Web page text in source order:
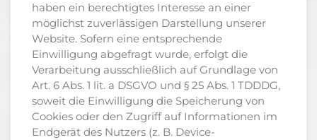
haben ein berechtigtes Interesse an einer
möglichst zuverlässigen Darstellung unserer
Website. Sofern eine entsprechende
Einwilligung abgefragt wurde, erfolgt die
Verarbeitung ausschließlich auf Grundlage von
Art. 6 Abs. 1 lit. a DSGVO und § 25 Abs. 1 TDDDG,
soweit die Einwilligung die Speicherung von
Cookies oder den Zugriff auf Informationen im
Endgerät des Nutzers (z. B. Device-